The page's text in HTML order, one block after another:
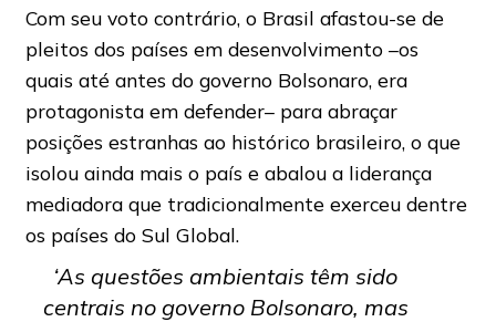
Com seu voto contrário, o Brasil afastou-se de
pleitos dos países em desenvolvimento –os
quais até antes do governo Bolsonaro, era
protagonista em defender– para abraçar
posições estranhas ao histórico brasileiro, o que
isolou ainda mais o país e abalou a liderança
mediadora que tradicionalmente exerceu dentre
os países do Sul Global.
‘As questões ambientais têm sido
centrais no governo Bolsonaro, mas